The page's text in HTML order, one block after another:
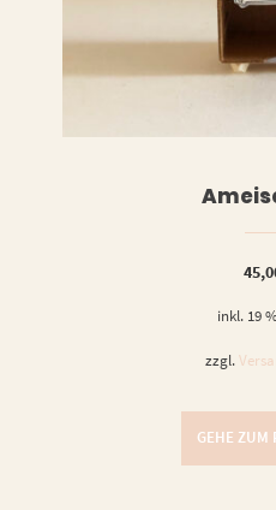
inkl. 19
zzgl.
GEHE ZUM